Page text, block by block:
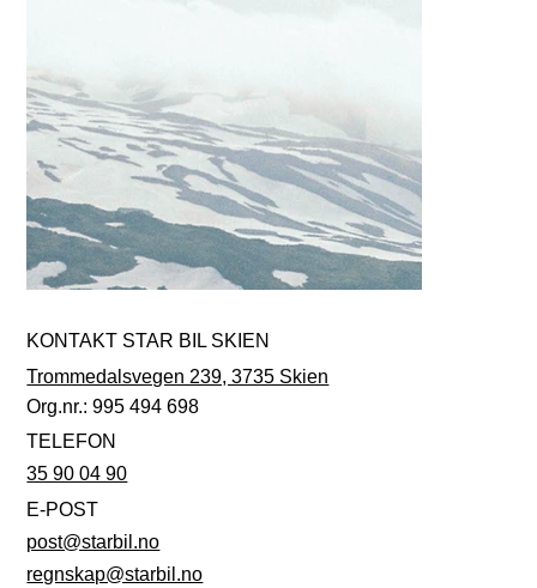
KONTAKT STAR BIL SKIEN
Trommedalsvegen 239, 3735 Skien
Org.nr.: 995 494 698
TELEFON
35 90 04 90
E-POST
post@starbil.no
regnskap@starbil.no